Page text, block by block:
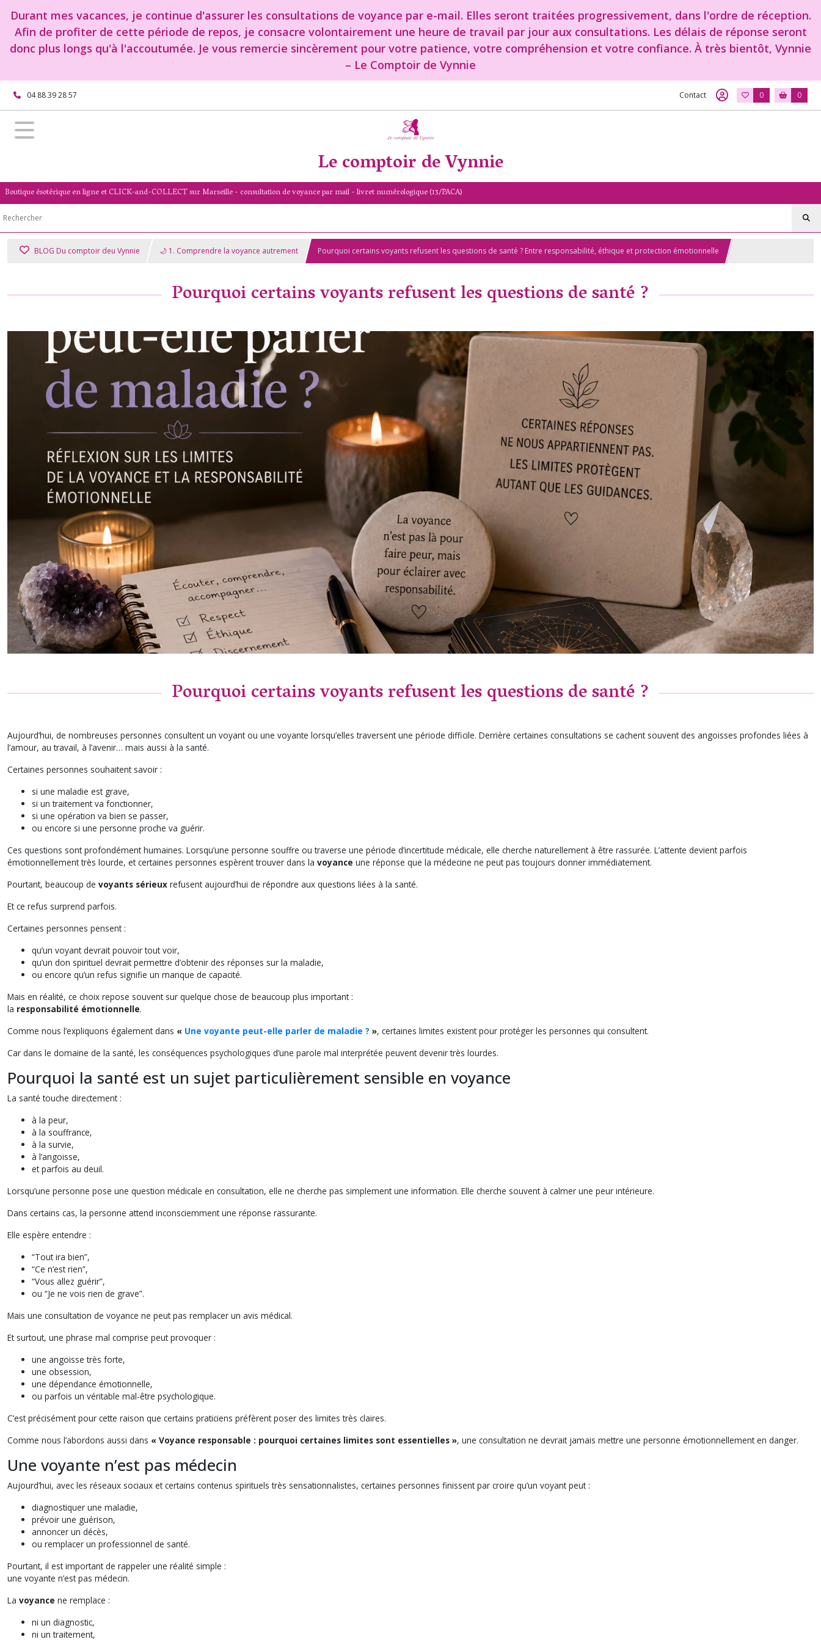
Durant mes vacances, je continue d'assurer les consultations de voyance par e-mail. Elles seront traitées progressivement, dans l'ordre de réception.
Afin de profiter de cette période de repos, je consacre volontairement une heure de travail par jour aux consultations. Les délais de réponse seront
donc plus longs qu'à l'accoutumée. Je vous remercie sincèrement pour votre patience, votre compréhension et votre confiance. À très bientôt, Vynnie
– Le Comptoir de Vynnie
04 88 39 28 57 Contact 0 0
Le comptoir de Vynnie
Boutique ésotérique en ligne et CLICK-and-COLLECT sur Marseille - consultation de voyance par mail - livret numérologique (13/PACA)
BLOG Du comptoir deu Vynnie 🌙 1. Comprendre la voyance autrement Pourquoi certains voyants refusent les questions de santé ? Entre responsabilité, éthique et protection émotionnelle
Pourquoi certains voyants refusent les questions de santé ?
Pourquoi certains voyants refusent les questions de santé ?
Aujourd’hui, de nombreuses personnes consultent un voyant ou une voyante lorsqu’elles traversent une période difficile. Derrière certaines consultations se cachent souvent des angoisses profondes liées à
l’amour, au travail, à l’avenir… mais aussi à la santé.
Certaines personnes souhaitent savoir :
si une maladie est grave,
si un traitement va fonctionner,
si une opération va bien se passer,
ou encore si une personne proche va guérir.
Ces questions sont profondément humaines. Lorsqu’une personne souffre ou traverse une période d’incertitude médicale, elle cherche naturellement à être rassurée. L’attente devient parfois
émotionnellement très lourde, et certaines personnes espèrent trouver dans la voyance une réponse que la médecine ne peut pas toujours donner immédiatement.
Pourtant, beaucoup de voyants sérieux refusent aujourd’hui de répondre aux questions liées à la santé.
Et ce refus surprend parfois.
Certaines personnes pensent :
qu’un voyant devrait pouvoir tout voir,
qu’un don spirituel devrait permettre d’obtenir des réponses sur la maladie,
ou encore qu’un refus signifie un manque de capacité.
Mais en réalité, ce choix repose souvent sur quelque chose de beaucoup plus important :
la responsabilité émotionnelle.
Comme nous l’expliquons également dans « Une voyante peut-elle parler de maladie ? », certaines limites existent pour protéger les personnes qui consultent.
Car dans le domaine de la santé, les conséquences psychologiques d’une parole mal interprétée peuvent devenir très lourdes.
Pourquoi la santé est un sujet particulièrement sensible en voyance
La santé touche directement :
à la peur,
à la souffrance,
à la survie,
à l’angoisse,
et parfois au deuil.
Lorsqu’une personne pose une question médicale en consultation, elle ne cherche pas simplement une information. Elle cherche souvent à calmer une peur intérieure.
Dans certains cas, la personne attend inconsciemment une réponse rassurante.
Elle espère entendre :
“Tout ira bien”,
“Ce n’est rien”,
“Vous allez guérir”,
ou “Je ne vois rien de grave”.
Mais une consultation de voyance ne peut pas remplacer un avis médical.
Et surtout, une phrase mal comprise peut provoquer :
une angoisse très forte,
une obsession,
une dépendance émotionnelle,
ou parfois un véritable mal-être psychologique.
C’est précisément pour cette raison que certains praticiens préfèrent poser des limites très claires.
Comme nous l’abordons aussi dans « Voyance responsable : pourquoi certaines limites sont essentielles », une consultation ne devrait jamais mettre une personne émotionnellement en danger.
Une voyante n’est pas médecin
Aujourd’hui, avec les réseaux sociaux et certains contenus spirituels très sensationnalistes, certaines personnes finissent par croire qu’un voyant peut :
diagnostiquer une maladie,
prévoir une guérison,
annoncer un décès,
ou remplacer un professionnel de santé.
Pourtant, il est important de rappeler une réalité simple :
une voyante n’est pas médecin.
La voyance ne remplace :
ni un diagnostic,
ni un traitement,